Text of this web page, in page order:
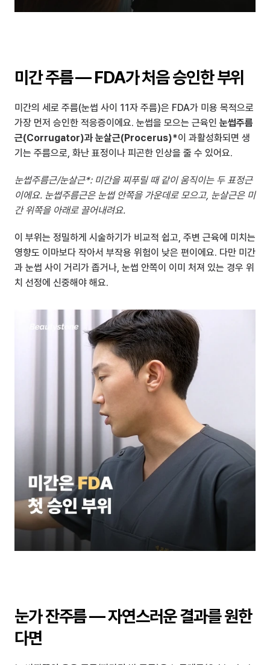
미간 주름 — FDA가 처음 승인한 부위
미간의 세로 주름(눈썹 사이 11자 주름)은 FDA가 미용 목적으로
가장 먼저 승인한 적응증이에요. 눈썹을 모으는 근육인 눈썹주름
근(Corrugator)과 눈살근(Procerus)*이 과활성화되면 생
기는 주름으로, 화난 표정이나 피곤한 인상을 줄 수 있어요.
눈썹주름근/눈살근*: 미간을 찌푸릴 때 같이 움직이는 두 표정근
이에요. 눈썹주름근은 눈썹 안쪽을 가운데로 모으고, 눈살근은 미
간 위쪽을 아래로 끌어내려요.
이 부위는 정밀하게 시술하기가 비교적 쉽고, 주변 근육에 미치는
영향도 이마보다 작아서 부작용 위험이 낮은 편이에요. 다만 미간
과 눈썹 사이 거리가 좁거나, 눈썹 안쪽이 이미 처져 있는 경우 위
치 선정에 신중해야 해요.
눈가 잔주름 — 자연스러운 결과를 원한
다면